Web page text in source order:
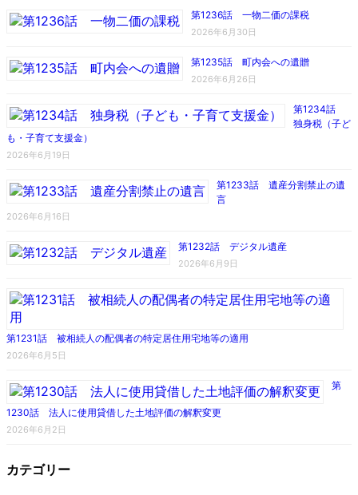
第1236話 一物二価の課税
2026年6月30日
第1235話 町内会への遺贈
2026年6月26日
第1234話
独身税（子ど
も・子育て支援金）
2026年6月19日
第1233話 遺産分割禁止の遺
言
2026年6月16日
第1232話 デジタル遺産
2026年6月9日
第1231話 被相続人の配偶者の特定居住用宅地等の適用
2026年6月5日
第
1230話 法人に使用貸借した土地評価の解釈変更
2026年6月2日
カテゴリー